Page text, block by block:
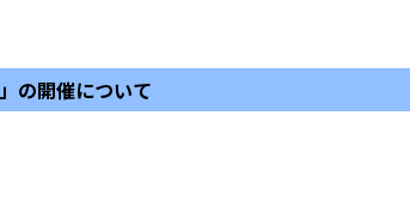
の開催について